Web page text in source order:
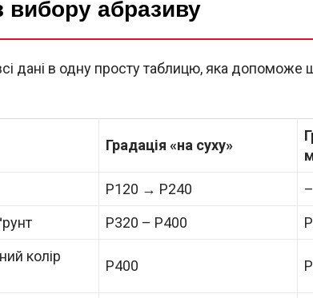
вибору абразиву
дані в одну просту таблицю, яка допоможе
Градація «на суху»
P120 → P240
–
P320 – P400
колір
P400